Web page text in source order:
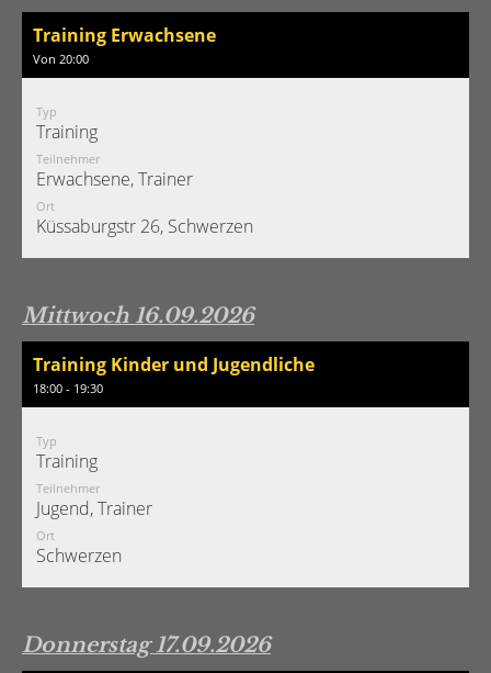
Training Erwachsene
Von 20:00
Typ
Training
Teilnehmer
Erwachsene, Trainer
Ort
Küssaburgstr 26, Schwerzen
Mittwoch 16.09.2026
Training Kinder und Jugendliche
18:00 - 19:30
Typ
Training
Teilnehmer
Jugend, Trainer
Ort
Schwerzen
Donnerstag 17.09.2026